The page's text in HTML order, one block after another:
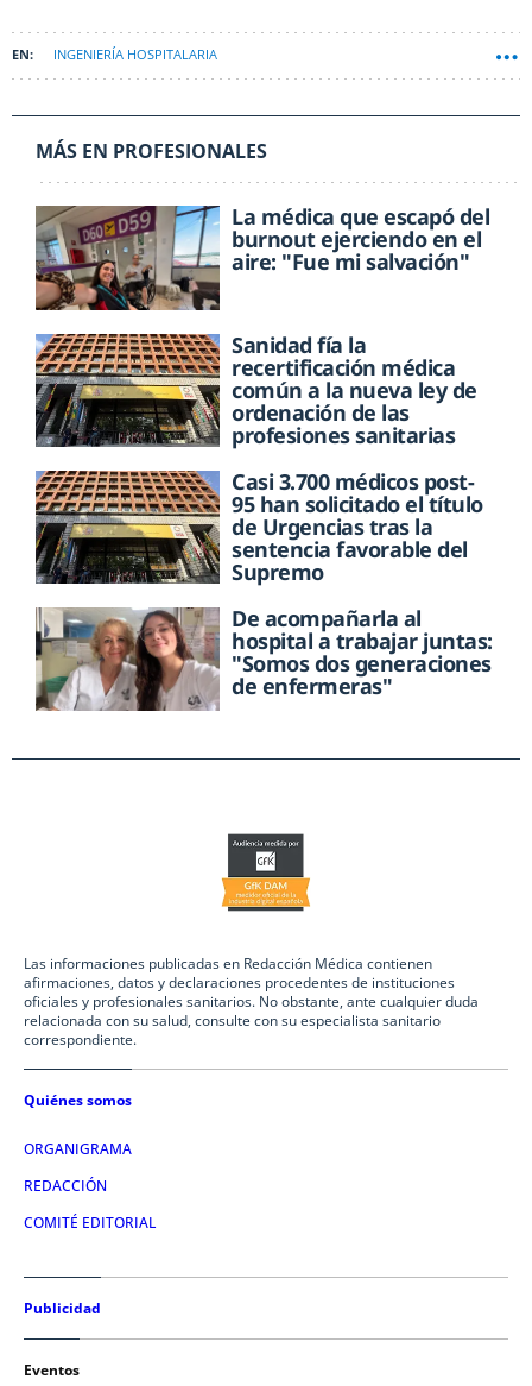
INGENIERÍA HOSPITALARIA
MÁS EN PROFESIONALES
La médica que escapó del
burnout ejerciendo en el
aire: "Fue mi salvación"
Sanidad fía la
recertificación médica
común a la nueva ley de
ordenación de las
profesiones sanitarias
Casi 3.700 médicos post-
95 han solicitado el título
de Urgencias tras la
sentencia favorable del
Supremo
De acompañarla al
hospital a trabajar juntas:
"Somos dos generaciones
de enfermeras"
Las informaciones publicadas en Redacción Médica contienen
afirmaciones, datos y declaraciones procedentes de instituciones
oficiales y profesionales sanitarios. No obstante, ante cualquier duda
relacionada con su salud, consulte con su especialista sanitario
correspondiente.
Quiénes somos
ORGANIGRAMA
REDACCIÓN
COMITÉ EDITORIAL
Publicidad
Eventos